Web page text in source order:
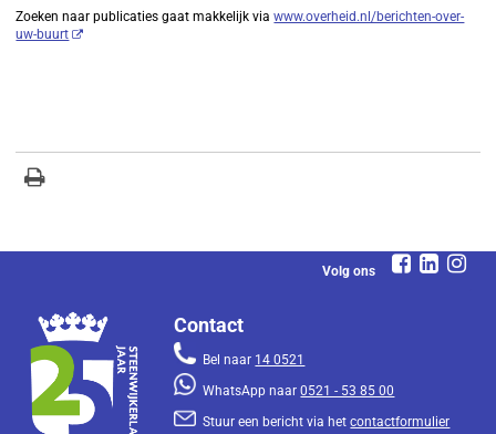
Zoeken naar publicaties gaat makkelijk viawww.overheid.nl/berichten-over-
uw-buurt
Volg ons
Contact
Bel naar 14 0521
WhatsApp naar0521 - 53 85 00
Stuur een bericht via hetcontactformulier